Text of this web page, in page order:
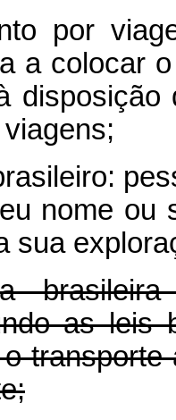
por
a colocar
nome ou
sua
brasileira
as leis